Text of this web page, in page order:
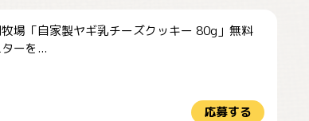
場「自家製ヤギ乳チーズクッキー 80g」無料
ーを...
応募する